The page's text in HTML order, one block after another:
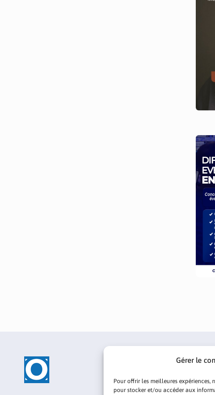
Gérer le
Pour offrir les meilleures
pour stocker et/ou accéder aux